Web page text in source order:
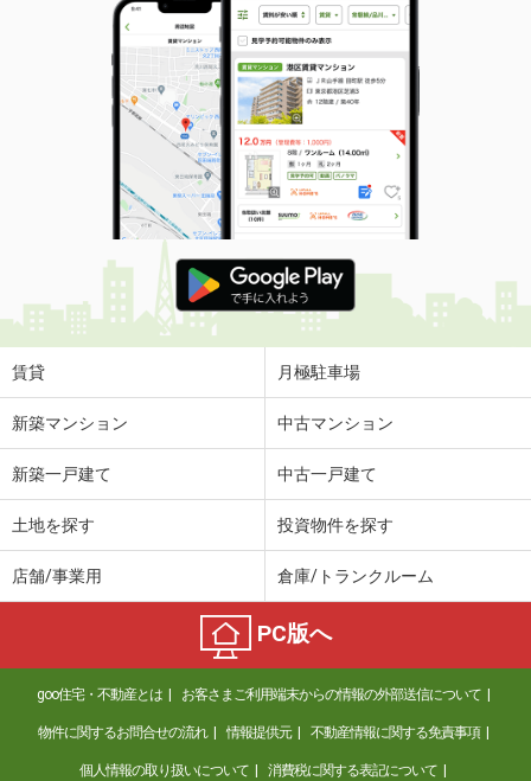
大阪府東大阪市長田３丁目
価 格
8.20万円
住 所
大阪府東大阪市長田３丁目
専有面積 41.13m²
間取り
1LDK
大阪府大阪市東住吉区公園南矢田２丁目
価 格
6.80万円
住 所
大阪府大阪市東住吉区公園南矢田２丁
大阪府吹田市山手町３丁目
大阪府吹田市山手町３丁目
大阪府吹田市山手町３丁目
価 格
2.80万円
住 所
大阪府吹田市山手町３丁目
間取り
1K
賃貸 月極駐車場
新築マンション 中古マンション
新築一戸建て 中古一戸建て
土地を探す 投資物件を探す
店舗/事業用 倉庫/トランクルーム
PC版へ
goo住宅・不動産とは お客さまご利用端末からの情報の外部送信について
物件に関するお問合せの流れ 情報提供元 不動産情報に関する免責事項
個人情報の取り扱いについて 消費税に関する表記について